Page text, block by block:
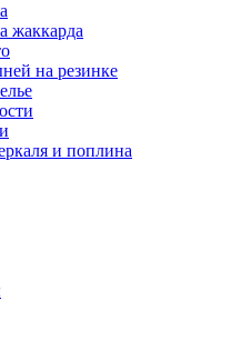
жаккарда
на резинке
и поплина